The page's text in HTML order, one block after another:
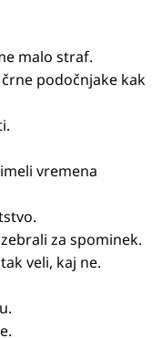
malo straf.
podočnjake kak
vremena
za spominek.
veli, kaj ne.